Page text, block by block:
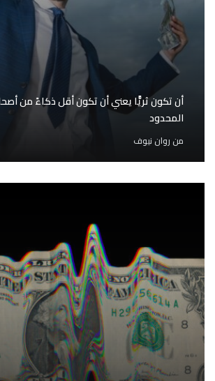
أن تكون ثريًّا يعني أن تكون أقل ذكاءً من
المحدود
من روان نيوف